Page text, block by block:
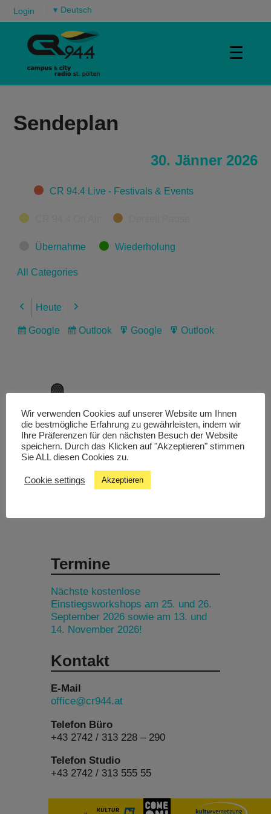
Login ▾
☰
Sendeplan
30. Jänner 2026
CategoriesCR 94.4 Live - Festivals & Events
Übernahme Wiederholung
All Categories
Previous
Heute Next
Subscribe
Google
Subscribe
Outlook
Export
Google
Export
Outlook
Livestream
Studiochat
Termine
Nächste kostenlose
Einstiegsworkshops am 25. und 26.
September 2026 sowie am 13. und
14. November 2026!
Kontakt
E-Mail
office@cr944.at
Telefon Büro
+43 2742 / 313 228 – 290
Telefon Studio
+43 2742 / 313 555 55
Wir verwenden Cookies auf unserer Website um Ihnen
die bestmögliche Erfahrung zu gewährleisten, indem wir
Ihre Präferenzen für den nächsten Besuch der Website
speichern. Durch das Klicken auf "Akzeptieren" stimmen
Sie ALL diesen Cookies zu.
Cookie settings Akzeptieren